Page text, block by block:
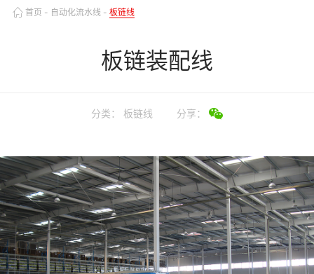
首页 - 自动化流水线 - 板链线
板链装配线
分类： 板链线 分享：